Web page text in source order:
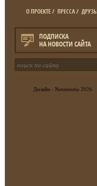
О ПРОЕКТЕ/ ПРЕССА/
ПОДПИСКА
НА НОВОСТИ САЙТА
Дизайн - Notamedia 2026